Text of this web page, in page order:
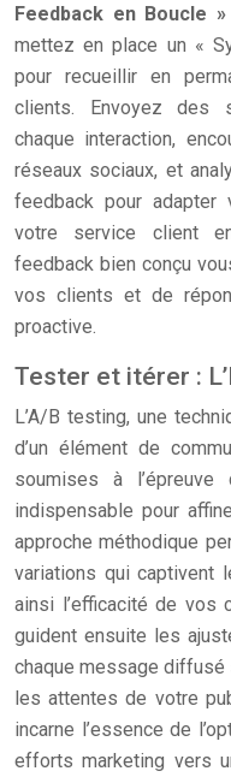
Feedback en Boucle
mettez en place un «
pour recueillir en
clients. Envoyez des
chaque interaction,
réseaux sociaux, et
feedback pour adapter
votre service client
feedback bien conçu
vos clients et de
proactive.
Tester et itérer :
L’A/B testing, une
d’un élément de
soumises à
indispensable pour
approche méthodique
variations qui captivent
ainsi l’efficacité de vos
guident ensuite les
chaque message
les attentes de votre
incarne l’essence de
efforts marketing vers